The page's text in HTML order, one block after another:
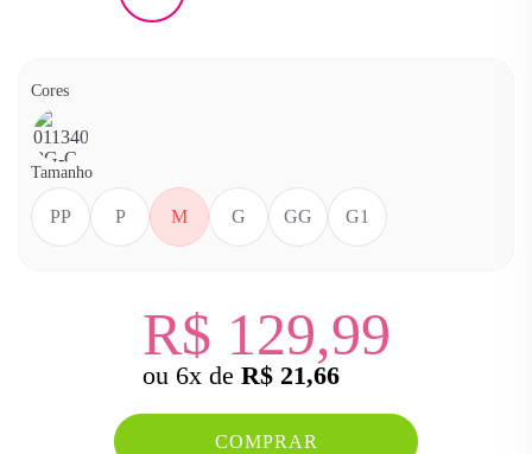
Cores
Tamanho
PP P M G GG G1
R$ 129,99
ou 6xde R$ 21,66
COMPRAR